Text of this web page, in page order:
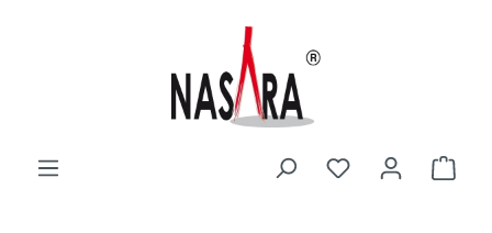
Du hast 0